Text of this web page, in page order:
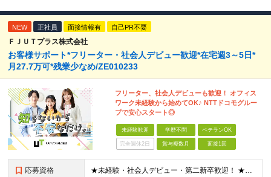
NEW 正社員 面接情報有 自己PR不要
ＦＪＵＴプラス株式会社
お客様サポート*フリーター・社会人デビュー歓迎*在宅週3～5日*
月27.7万可*残業少なめ/ZE010233
フリーター、社会人デビューも歓迎！ オフィス
ワーク未経験から始めてOK♪ NTTドコモグルー
プで安心スタート◎
未経験歓迎 学歴不問 ベテランOK
完全週休2日 賞与複数月 面接1回
応募資格 ★未経験・社会人デビュー・第二新卒歓迎！ ★フリーターやブランクのある方も大歓迎！ ★20～40代幅広く活躍中 ■学歴不問 ＼こんな方にピッタリ／ --------------------- □ 正